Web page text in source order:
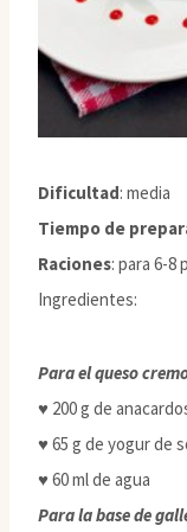
Dificultad: media
Tiempo de
Raciones: para 6-8
Ingredientes:
Para el queso
♥ 200 g de
♥ 65 g de yogur de
♥ 60 ml de agua
Para la base de